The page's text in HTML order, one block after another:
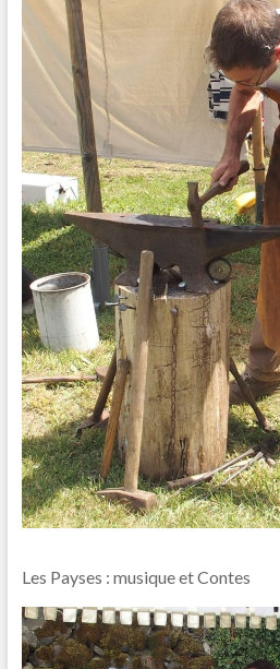
Les Payses : musique et Contes